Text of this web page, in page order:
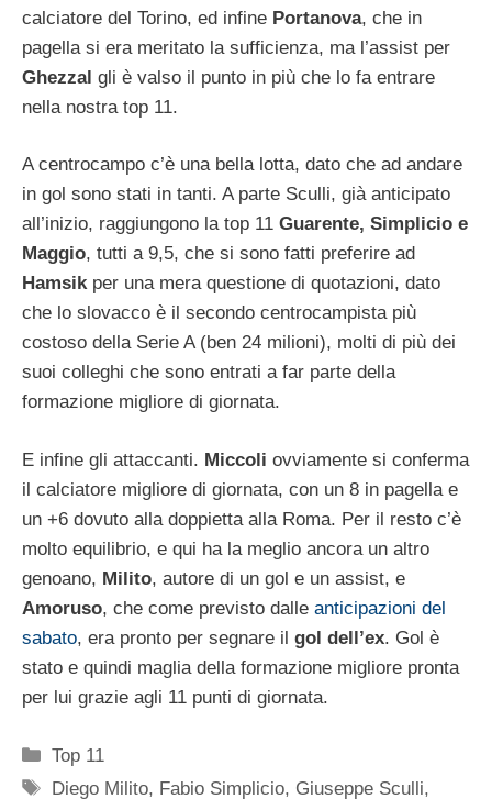
calciatore del Torino, ed infine Portanova, che in
pagella si era meritato la sufficienza, ma l’assist per
Ghezzal gli è valso il punto in più che lo fa entrare
nella nostra top 11.
A centrocampo c’è una bella lotta, dato che ad andare
in gol sono stati in tanti. A parte Sculli, già anticipato
all’inizio, raggiungono la top 11 Guarente, Simplicio e
Maggio, tutti a 9,5, che si sono fatti preferire ad
Hamsik per una mera questione di quotazioni, dato
che lo slovacco è il secondo centrocampista più
costoso della Serie A (ben 24 milioni), molti di più dei
suoi colleghi che sono entrati a far parte della
formazione migliore di giornata.
E infine gli attaccanti. Miccoli ovviamente si conferma
il calciatore migliore di giornata, con un 8 in pagella e
un +6 dovuto alla doppietta alla Roma. Per il resto c’è
molto equilibrio, e qui ha la meglio ancora un altro
genoano, Milito, autore di un gol e un assist, e
Amoruso, che come previsto dalle anticipazioni del
sabato, era pronto per segnare il gol dell’ex. Gol è
stato e quindi maglia della formazione migliore pronta
per lui grazie agli 11 punti di giornata.
Categorie
Top 11
Tag
Diego Milito, Fabio Simplicio, Giuseppe Sculli,